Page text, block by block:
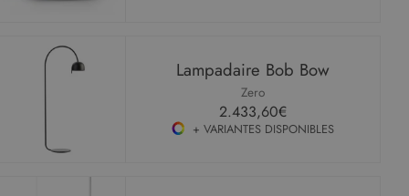
Lampadaire Bob Bow
Zero
2.433,60€
+ VARIANTES DISPONIBLES